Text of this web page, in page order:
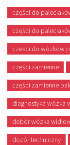
części do
części do
czesci do wózków
części zamienne
części zamienne
diagnostyka wózka
dobór wózka
dozór techniczny